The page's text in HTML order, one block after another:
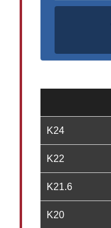
K24
K22
K21.6
K20